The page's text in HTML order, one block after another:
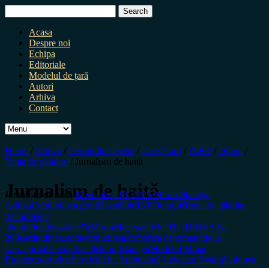
for:
Acasa
Despre noi
Echipa
Editoriale
Modelul de țară
Autori
Arhiva
Contact
Home / Arhiva / Certitudinea print / Dezvăluiri / INFO / Opinii /
Tema de gândire / Jurnalism de haită
Jurnalism de haită
Jurnalism de haită November 18, 2025Miron Manega
ArhivaCertitudinea printDezvăluiriINFOOpiniiTema de gândire
0 Comment
„hoțul de ghiozdane”#MironManegaCERTITUDINEA Nr.
200certitudinea.comcertitudinea.rofabrica de ciment de la
Tașcajurnalism de haităMiron ManegaModelul Mihai
EminescuortodoxServiciul de Ambulanță Județean NeamțUniunea